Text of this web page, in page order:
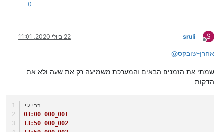
0
S
מנותק
sruli 22 ביולי 2020, 11:01
@אהרן-שובקס
שמתי את הזמנים הבאים והמערכת משמיעה רק את שעה ולא את
הדקות
רביעי-
08:00=000_001
13:50=000_002